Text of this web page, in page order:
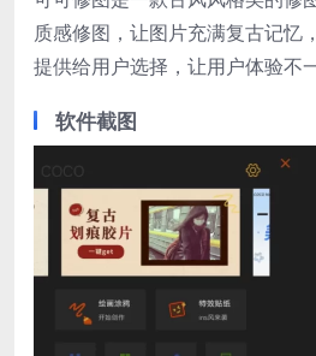
质感修图，让图片充满复古记忆
提供给用户选择，让用户体验不
软件截图